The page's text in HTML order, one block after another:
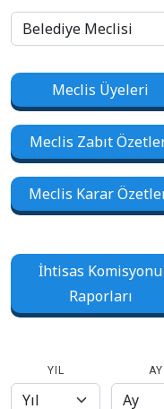
Meclis Üyeleri
Meclis Zabıt
Meclis Karar
İhtisas Komisyonu
Raporları
YIL AY